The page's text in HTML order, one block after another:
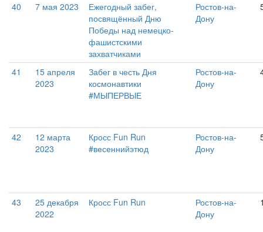
40 7 мая 2023
Ежегодный забег,
посвящённый Дню
Победы над немецко-
фашистскими
захватчиками
Ростов-на-
Дону
41
15 апреля
2023
Забег в честь Дня
космонавтики
#МЫПЕРВЫЕ
Ростов-на-
Дону
42
12 марта
2023
Кросс Fun Run
#весеннийэтюд
Ростов-на-
Дону
43
25 декабря
2022
Кросс Fun Run
Ростов-на-
Дону